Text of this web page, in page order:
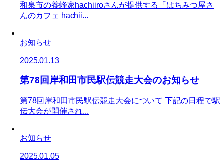
和泉市の養蜂家hachiiroさんが提供する「はちみつ屋さ
んのカフェ hachii...
お知らせ
2025.01.13
第78回岸和田市民駅伝競走大会のお知らせ
第78回岸和田市民駅伝競走大会について 下記の日程で駅
伝大会が開催され...
お知らせ
2025.01.05